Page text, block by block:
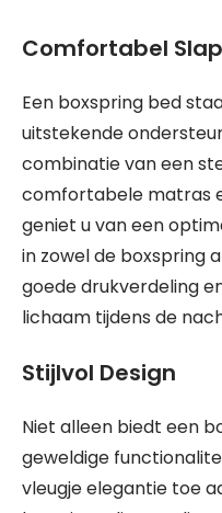
Comfortabel
Een boxspring bed
uitstekende
combinatie van een
comfortabele matras
geniet u van een
in zowel de boxspring
goede drukverdeling
lichaam tijdens de
Stijlvol Design
Niet alleen biedt een
geweldige
vleugje elegantie toe